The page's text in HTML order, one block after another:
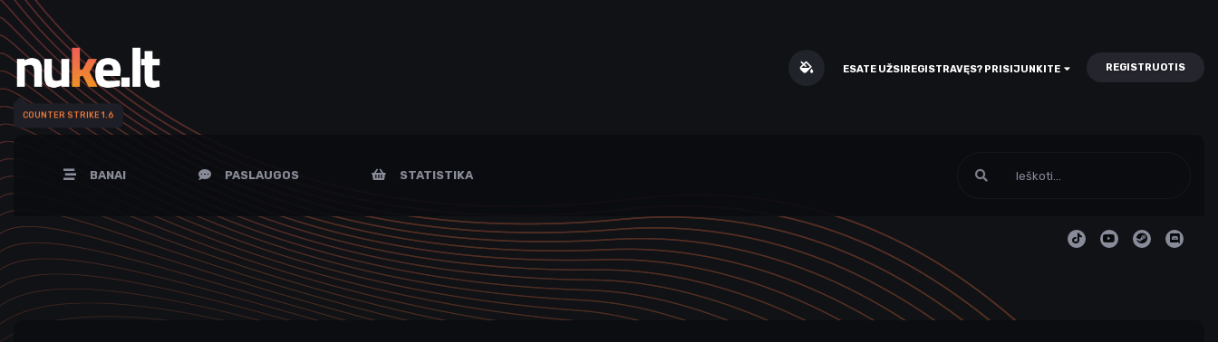
COUNTER STRIKE 1.6
ESATE UŽSIREGISTRAVĘS? PRISIJUNKITE REGISTRUOTIS
BANAI PASLAUGOS STATISTIKA